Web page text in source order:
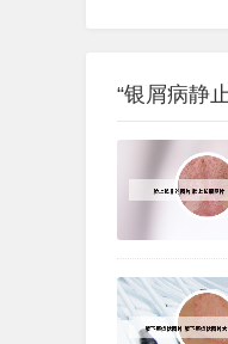
“银屑病静